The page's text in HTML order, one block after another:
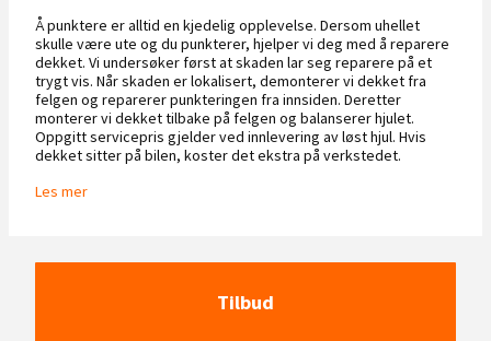
Å punktere er alltid en kjedelig opplevelse. Dersom uhellet
skulle være ute og du punkterer, hjelper vi deg med å reparere
dekket. Vi undersøker først at skaden lar seg reparere på et
trygt vis. Når skaden er lokalisert, demonterer vi dekket fra
felgen og reparerer punkteringen fra innsiden. Deretter
monterer vi dekket tilbake på felgen og balanserer hjulet.
Oppgitt servicepris gjelder ved innlevering av løst hjul. Hvis
dekket sitter på bilen, koster det ekstra på verkstedet.
Les mer
Tilbud